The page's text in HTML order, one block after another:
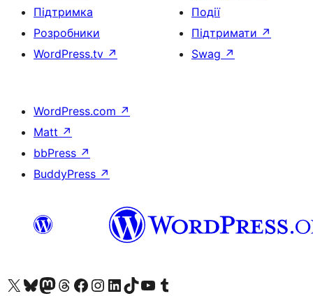
Підтримка
Розробники
WordPress.tv ↗
Події
Підтримати ↗
Swag ↗
WordPress.com ↗
Matt ↗
bbPress ↗
BuddyPress ↗
Visit our X (formerly Twitter) account
Visit our Bluesky account
Завітайте до нашої стрічки в Mastodon
Visit our Threads account
Завітайте на нашу сторінку в Facebook
Visit our Instagram account
Visit our LinkedIn account
Visit our TikTok account
Visit our YouTube channel
Visit our Tumblr account